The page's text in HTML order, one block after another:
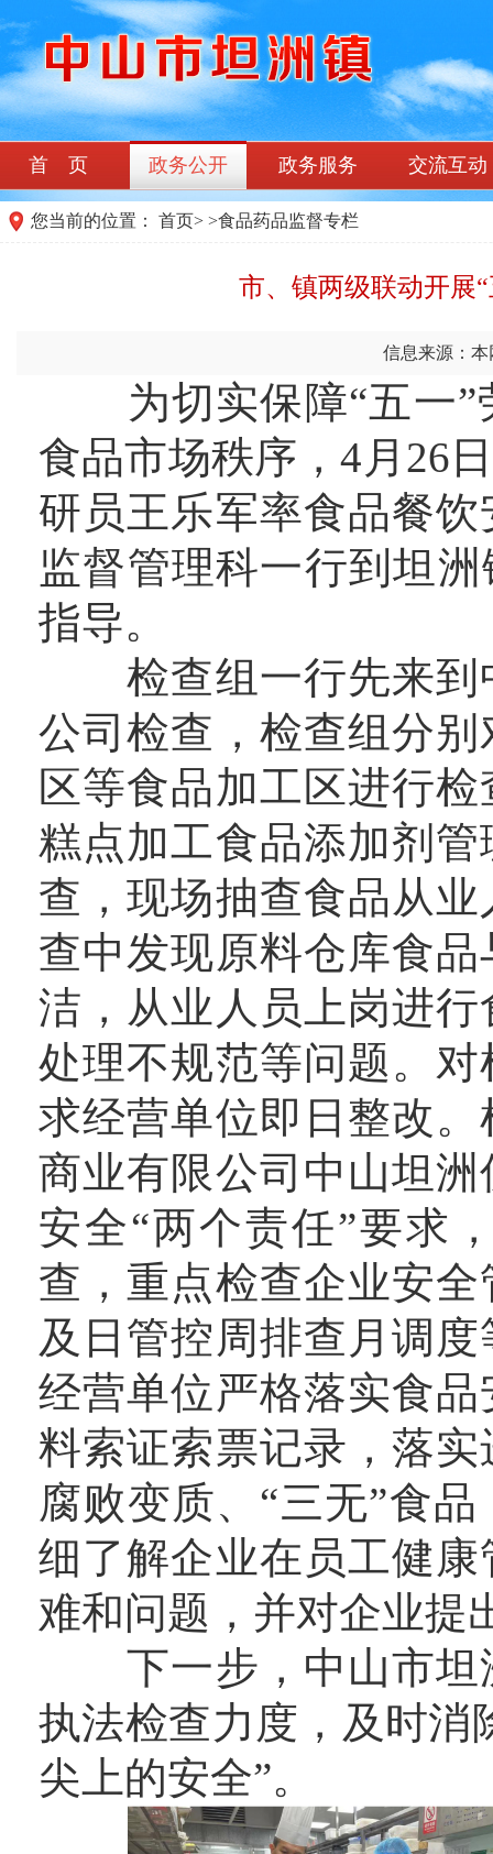
首 页 政务公开 政务服务 交流互动
您当前的位置： 首页> >食品药品监督专栏
市、镇两级联动开展
信息来源：本
为切实保障“五一”
食品市场秩序，4月26
研员王乐军率食品餐
监督管理科一行到坦
指导。
检查组一行先来到
公司检查，检查组分
区等食品加工区进行
糕点加工食品添加剂
查，现场抽查食品从
查中发现原料仓库食
洁，从业人员上岗进
处理不规范等问题。
求经营单位即日整改
商业有限公司中山坦
安全“两个责任”要求
查，重点检查企业安
及日管控周排查月调
经营单位严格落实食
料索证索票记录，落
腐败变质、“三无”食
细了解企业在员工健
难和问题，并对企业提
下一步，中山市坦
执法检查力度，及时消
尖上的安全”。